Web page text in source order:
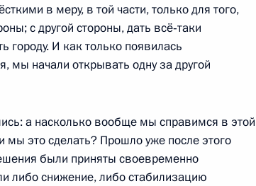
в меру, в той части, только для того,
с другой стороны, дать всё‑таки
городу. И как только появилась
мы начали открывать одну за другой
а насколько вообще мы справимся в этой
мы это сделать? Прошло уже после этого
были приняты своевременно
либо снижение, либо стабилизацию